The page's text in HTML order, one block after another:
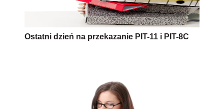
Ostatni dzień na przekazanie PIT-11 i PIT-8C